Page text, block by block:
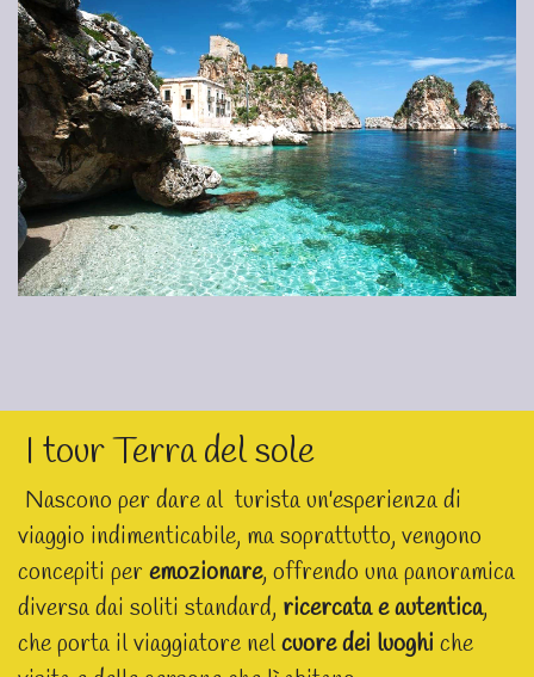
I tour Terra del sole
Nascono per dare al turista un'esperienza di
viaggio indimenticabile, ma soprattutto, vengono
concepiti peremozionare, offrendo una panoramica
diversa dai soliti standard, ricercata e autentica,
che porta il viaggiatore nelcuore dei luoghi che